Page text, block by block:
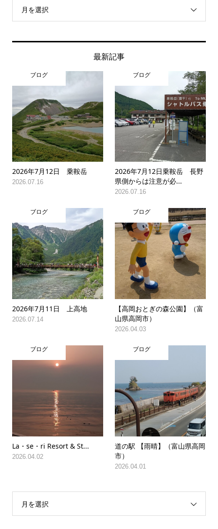
月を選択
最新記事
ブログ
2026年7月12日 乗鞍岳
2026.07.16
ブログ
2026年7月12日乗鞍岳 長野
県側からは注意が必...
2026.07.16
ブログ
2026年7月11日 上高地
2026.07.14
ブログ
【高岡おとぎの森公園】（富
山県高岡市）
2026.04.03
ブログ
La・se・ri Resort & St...
2026.04.02
ブログ
道の駅 【雨晴】（富山県高岡
市）
2026.04.01
月を選択